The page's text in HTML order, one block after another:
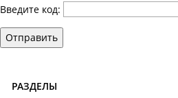
Введите код:
Отправить
РАЗДЕЛЫ